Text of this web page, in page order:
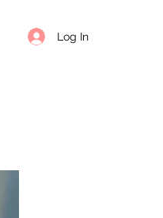
Log In